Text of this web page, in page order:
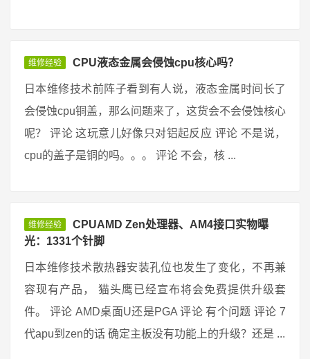
维修经验 CPU液态金属会侵蚀cpu核心吗？
日本维修技术前阵子看到有人说，液态金属时间长了
会侵蚀cpu铜盖，那么问题来了，这货会不会侵蚀核心
呢？ 评论 这玩意儿好像只对铝起反应 评论 不是说，
cpu的盖子是铜的吗。。。 评论 不会，核 ...
维修经验
CPUAMD Zen处理器、AM4接口实物曝
光：1331个针脚
日本维修技术散热器安装孔位也发生了变化，不再兼
容现有产品， 猫头鹰已经宣布将会免费提供升级套
件。 评论 AMD桌面U还是PGA 评论 有个问题 评论 7
代apu到zen的话 确定主板没有功能上的升级？还是 ...